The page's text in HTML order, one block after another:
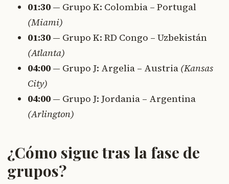
01:30 — Grupo K: Colombia – Portugal
(Miami)
01:30 — Grupo K: RD Congo – Uzbekistán
(Atlanta)
04:00 — Grupo J: Argelia – Austria (Kansas
City)
04:00 — Grupo J: Jordania – Argentina
(Arlington)
¿Cómo sigue tras la fase de
grupos?